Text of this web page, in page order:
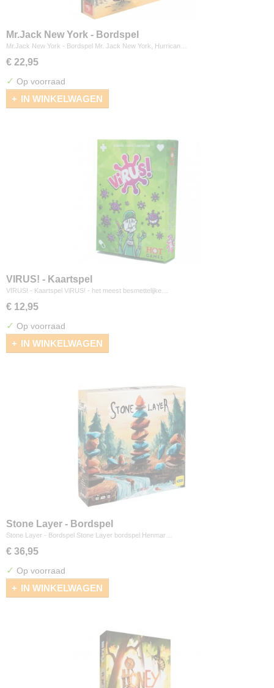
Mr.Jack New York - Bordspel
Mr.Jack New York - Bordspel Mr. Jack New York, Hurrican…
€ 22,95
✓ Op voorraad
IN WINKELWAGEN
VIRUS! - Kaartspel
VIRUS! - Kaartspel ViRUS! - het meest besmettelijke…
€ 12,95
✓ Op voorraad
IN WINKELWAGEN
Stone Layer - Bordspel
Stone Layer - Bordspel Stone Layer bordspel Henmar…
€ 36,95
✓ Op voorraad
IN WINKELWAGEN